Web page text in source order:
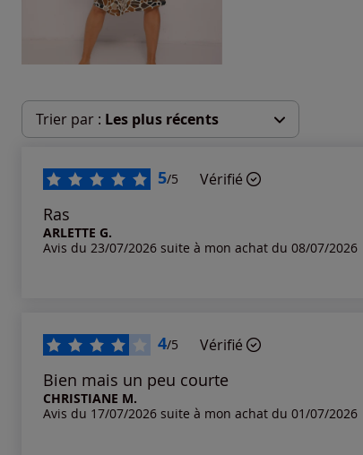
Trier par : Les plus récents
Les plus anciens
5/5 Vérifié
Ras
ARLETTE G.
Avis du 23/07/2026 suite à mon achat du 08/07/2026
4/5 Vérifié
Bien mais un peu courte
CHRISTIANE M.
Avis du 17/07/2026 suite à mon achat du 01/07/2026